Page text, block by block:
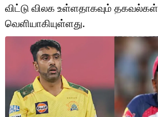
டெக்னாலஜி
ஆன்மீகம்
ஹெஃல்த்
ஷார்ட் வீடியோஸ்
விட்டு விலக உள்ளதாகவும் தகவல்கள்
வெளியாகியுள்ளது.